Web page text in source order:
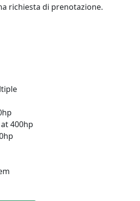
richiesta di prenotazione.
400hp